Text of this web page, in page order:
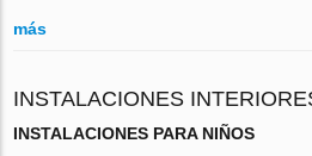
más
INSTALACIONES
INSTALACIONES PARA NIÑOS